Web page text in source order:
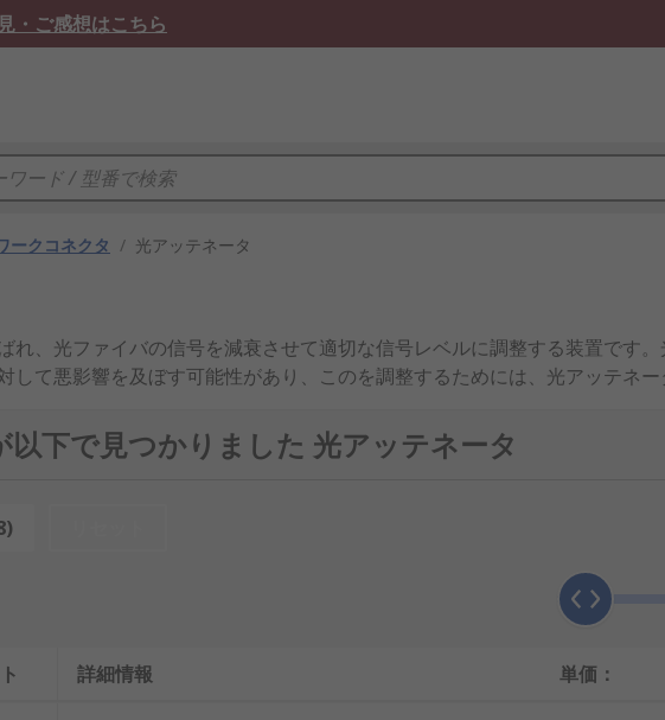
・ご感想はこちら
ークコネクタ / 光アッテネータ
れ、光ファイバの信号を減衰させて適切な信号レベルに調整する装置です
て悪影響を及ぼす可能性があり、このを調整するためには、光アッテネー
ファイバケーブルや光源装置の出力が大きいCATVシステムなど、受光素子
して機器を保護するために使用されます。光通信システムでは、光の中継や
以下で見つかりました 光アッテネータ
詳細情報 単価：